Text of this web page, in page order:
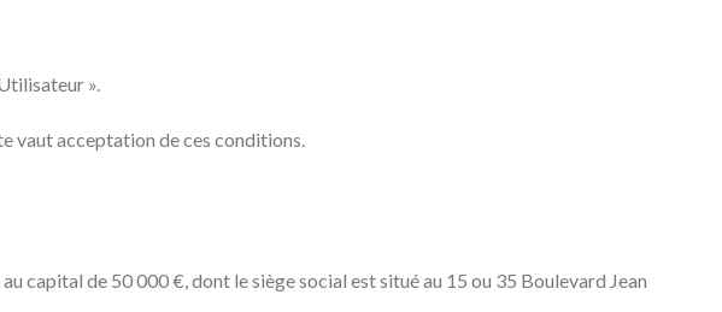
».
vaut acceptation de ces conditions.
capital de 50 000 €, dont le siège social est situé au 15 ou 35 Boulevard Jean